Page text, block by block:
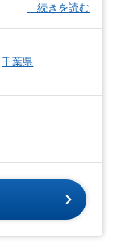
…続きを読む
千葉県